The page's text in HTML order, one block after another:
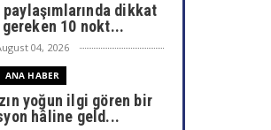
dikkat
10 nokt...
04, 2026
ANA HABER
yoğun ilgi gören bir
hâline geld...